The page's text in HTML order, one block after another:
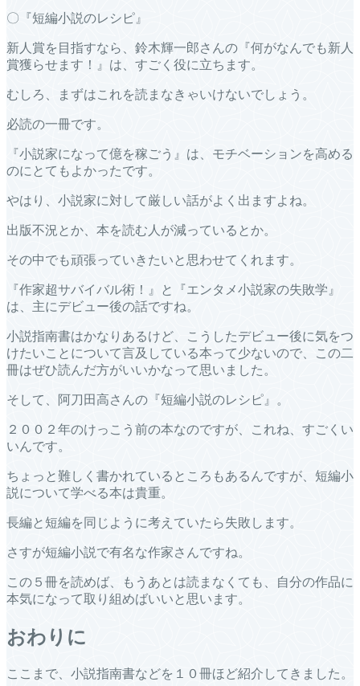
〇『短編小説のレシピ』
新人賞を目指すなら、鈴木輝一郎さんの『何がなんでも新人
賞獲らせます！』は、すごく役に立ちます。
むしろ、まずはこれを読まなきゃいけないでしょう。
必読の一冊です。
『小説家になって億を稼ごう』は、モチベーションを高める
のにとてもよかったです。
やはり、小説家に対して厳しい話がよく出ますよね。
出版不況とか、本を読む人が減っているとか。
その中でも頑張っていきたいと思わせてくれます。
『作家超サバイバル術！』と『エンタメ小説家の失敗学』
は、主にデビュー後の話ですね。
小説指南書はかなりあるけど、こうしたデビュー後に気をつ
けたいことについて言及している本って少ないので、この二
冊はぜひ読んだ方がいいかなって思いました。
そして、阿刀田高さんの『短編小説のレシピ』。
２００２年のけっこう前の本なのですが、これね、すごくい
いんです。
ちょっと難しく書かれているところもあるんですが、短編小
説について学べる本は貴重。
長編と短編を同じように考えていたら失敗します。
さすが短編小説で有名な作家さんですね。
この５冊を読めば、もうあとは読まなくても、自分の作品に
本気になって取り組めばいいと思います。
おわりに
ここまで、小説指南書などを１０冊ほど紹介してきました。